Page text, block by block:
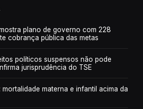
plano de governo com 228
cobrança pública das metas
políticos suspensos não pode
jurisprudência do TSE
mortalidade materna e infantil acima da